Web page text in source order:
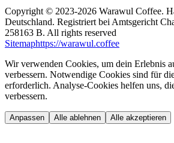
Copyright © 2023-2026 Warawul Coffee.
Deutschland. Registriert bei Amtsgericht
258163 B. All rights reserved
Sitemaphttps://warawul.coffee
Wir verwenden Cookies, um dein Erlebnis
verbessern. Notwendige Cookies sind für
erforderlich. Analyse-Cookies helfen uns,
verbessern.
Anpassen Alle ablehnen Alle akzeptieren